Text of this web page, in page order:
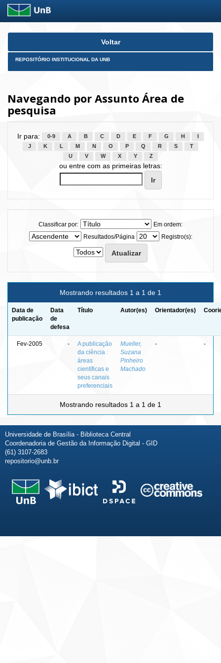
Skip
Voltar
REPOSITÓRIO INSTITUCIONAL DA UNB
Navegando por Assunto Área de
pesquisa
Ir para: 0-9 A B C D E F G H
J
K L M N O P Q R S
T
U
V W X Y Z
ou entre com as primeiras letras:
Classificar por:
Em ordem:
Resultados/Página
Registro(s):
Mostrando resultados 1 a 1 de 1
Data de
publicação
Data
de
defesa
Título Autor(es) Orientador(es)
Fev-2005 -
A publicação
da ciência :
áreas
científicas e
seus canais
preferenciais
Mueller,
Suzana
Pinheiro
Machado
- -
Mostrando resultados 1 a 1 de 1
Universidade de Brasília - Biblioteca Central
Coordenadoria de Gestão da Informação Digital - GID
(61) 3107-2683
repositorio@unb.br